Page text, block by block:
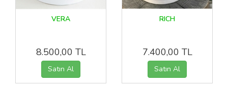
VERA
8.500,00 TL
RICH
7.400,00 TL